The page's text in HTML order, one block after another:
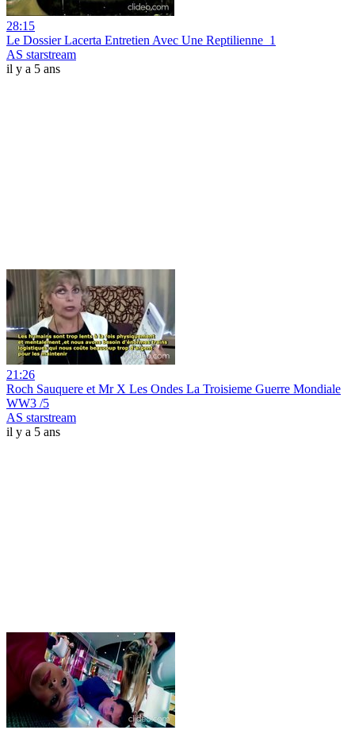
28:15
Le Dossier Lacerta Entretien Avec Une Reptilienne_1
AS starstream
il y a 5 ans
21:26
Roch Sauquere et Mr X Les Ondes La Troisieme Guerre Mondiale
WW3 /5
AS starstream
il y a 5 ans